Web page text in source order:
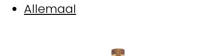
Allemaal